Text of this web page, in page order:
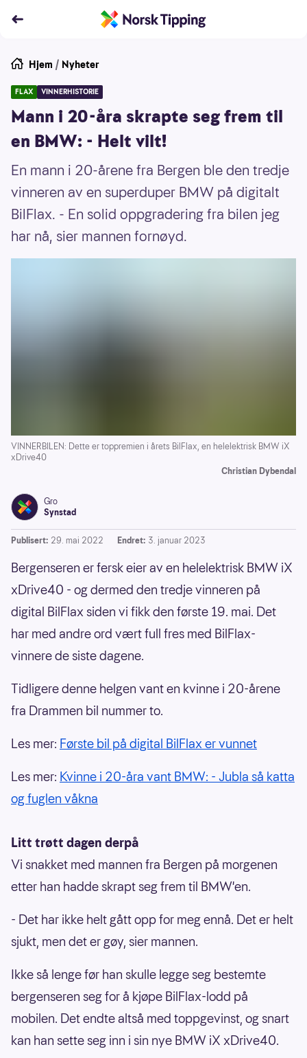
Hjem / Nyheter
FLAX VINNERHISTORIE
Mann i 20-åra skrapte seg frem til
en BMW: - Helt vilt!
En mann i 20-årene fra Bergen ble den tredje
vinneren av en superduper BMW på digitalt
BilFlax. - En solid oppgradering fra bilen jeg
har nå, sier mannen fornøyd.
VINNERBILEN: Dette er toppremien i årets BilFlax, en helelektrisk BMW iX
xDrive40
Christian Dybendal
Gro
Synstad
Publisert: 29. mai 2022 Endret: 3. januar 2023
Bergenseren er fersk eier av en helelektrisk BMW iX
xDrive40 - og dermed den tredje vinneren på
digital BilFlax siden vi fikk den første 19. mai. Det
har med andre ord vært full fres med BilFlax-
vinnere de siste dagene.
Tidligere denne helgen vant en kvinne i 20-årene
fra Drammen bil nummer to.
Les mer: Første bil på digital BilFlax er vunnet
Les mer: Kvinne i 20-åra vant BMW: - Jubla så katta
og fuglen våkna
Litt trøtt dagen derpå
Vi snakket med mannen fra Bergen på morgenen
etter han hadde skrapt seg frem til BMW'en.
- Det har ikke helt gått opp for meg ennå. Det er helt
sjukt, men det er gøy, sier mannen.
Ikke så lenge før han skulle legge seg bestemte
bergenseren seg for å kjøpe BilFlax-lodd på
mobilen. Det endte altså med toppgevinst, og snart
kan han sette seg inn i sin nye BMW iX xDrive40.